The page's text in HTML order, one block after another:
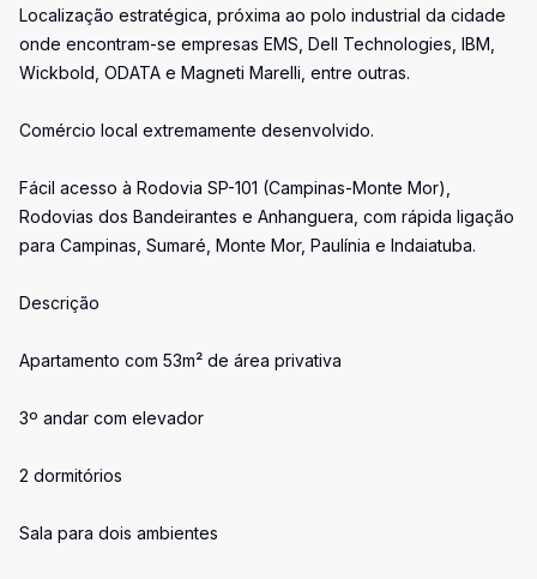
Localização estratégica, próxima ao polo industrial da cidade
onde encontram-se empresas EMS, Dell Technologies, IBM,
Wickbold, ODATA e Magneti Marelli, entre outras.
Comércio local extremamente desenvolvido.
Fácil acesso à Rodovia SP-101 (Campinas-Monte Mor),
Rodovias dos Bandeirantes e Anhanguera, com rápida ligação
para Campinas, Sumaré, Monte Mor, Paulínia e Indaiatuba.
Descrição
Apartamento com 53m² de área privativa
3º andar com elevador
2 dormitórios
Sala para dois ambientes